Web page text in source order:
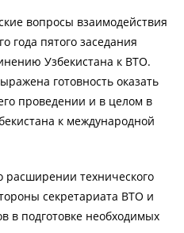
вопросы взаимодействия
года пятого заседания
Узбекистана к ВТО.
готовность оказать
проведении и в целом в
к международной
расширении технического
секретариата ВТО и
в подготовке необходимых